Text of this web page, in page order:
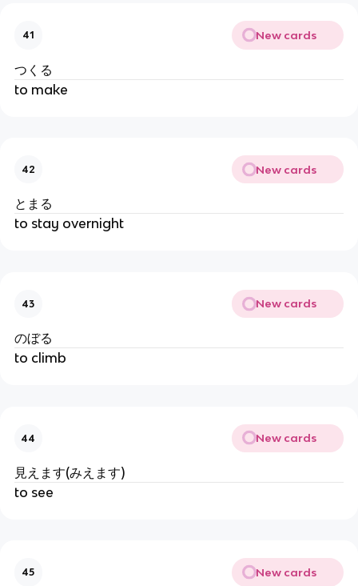
41 New cards
つくる
to make
42 New cards
とまる
to stay overnight
43 New cards
のぼる
to climb
44 New cards
見えます(みえます)
to see
45 New cards